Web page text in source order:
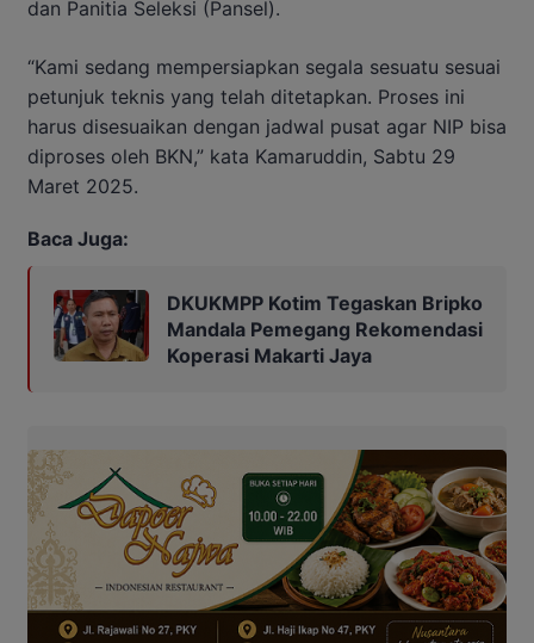
dan Panitia Seleksi (Pansel).
“Kami sedang mempersiapkan segala sesuatu sesuai
petunjuk teknis yang telah ditetapkan. Proses ini
harus disesuaikan dengan jadwal pusat agar NIP bisa
diproses oleh BKN,” kata Kamaruddin, Sabtu 29
Maret 2025.
Baca Juga:
DKUKMPP Kotim Tegaskan Bripko
Mandala Pemegang Rekomendasi
Koperasi Makarti Jaya